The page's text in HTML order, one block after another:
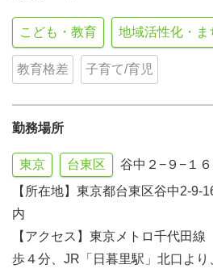
こども・教育 地域活性化・ま
教育格差 子育て/育児
勤務場所
東京 台東区 谷中２−９−１
【所在地】東京都台東区谷中2-
内
【アクセス】東京メトロ千代田
歩４分、JR「日暮里駅」北口より